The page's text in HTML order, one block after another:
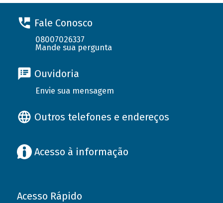
Fale Conosco
08007026337
Mande sua pergunta
Ouvidoria
Envie sua mensagem
Outros telefones e endereços
Acesso à informação
Acesso Rápido